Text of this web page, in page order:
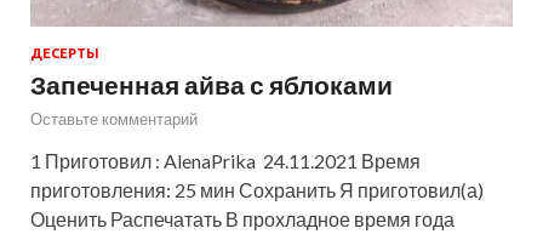
ДЕСЕРТЫ
Запеченная айва с яблоками
Оставьте комментарий
1 Приготовил : AlenaPrika 24.11.2021 Время
приготовления: 25 мин Сохранить Я приготовил(а)
Оценить Распечатать В прохладное время года